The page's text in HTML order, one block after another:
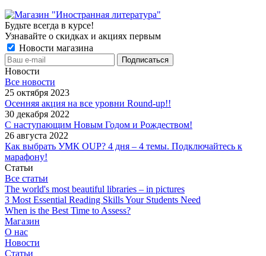
Будьте всегда в курсе!
Узнавайте о скидках и акциях первым
Новости магазина
Новости
Все новости
25 октября 2023
Осенняя акция на все уровни Round-up!!
30 декабря 2022
С наступающим Новым Годом и Рождеством!
26 августа 2022
Как выбрать УМК OUP? 4 дня – 4 темы. Подключайтесь к
марафону!
Статьи
Все статьи
The world's most beautiful libraries – in pictures
3 Most Essential Reading Skills Your Students Need
When is the Best Time to Assess?
Магазин
О нас
Новости
Статьи